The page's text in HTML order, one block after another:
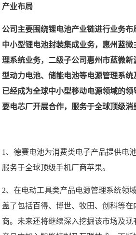
产业布局
公司主要围绕锂电池产业链进行业务
中小型锂电池封装集成业务，惠州蓝
理系统业务，二级子公司惠州市蓝微
型动力电池、储能电池等电源管理系统
已经成为全球中小型移动电源领域的
要电芯厂开展合作，服务于全球顶级消
1、德赛电池为消费类电子产品提供电
服务于全球顶级手机厂商苹果。
2、在电动工具类产品电源管理系统领
盖了包括百得、博世、牧田、创科等在
商。未来还将继续深入挖掘该市场及